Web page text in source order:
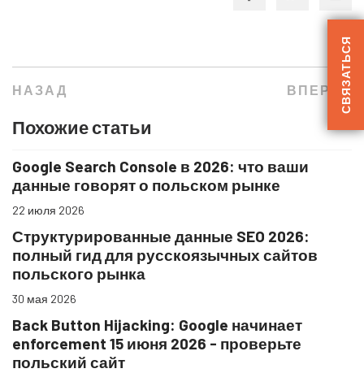
НАЗАД ВПЕРЁД
Похожие статьи
Google Search Console в 2026: что ваши
данные говорят о польском рынке
22 июля 2026
Структурированные данные SEO 2026:
полный гид для русскоязычных сайтов
польского рынка
30 мая 2026
Back Button Hijacking: Google начинает
enforcement 15 июня 2026 - проверьте
польский сайт
СВЯЗАТЬСЯ